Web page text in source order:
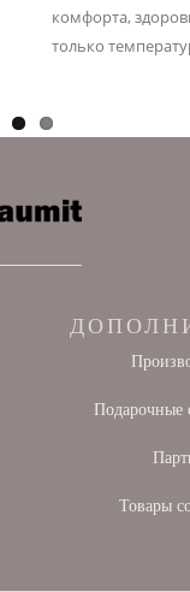
комфорта,
только
Подарочные
Товары